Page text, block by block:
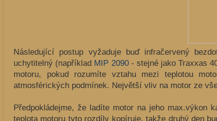
Následující postup vyžaduje buď infračervený
uchytitelný (například MIP 2090- stejné jako Traxxas
motoru, pokud rozumíte vztahu mezi teplotou
atmosférických podmínek. Největší vliv na motor ze
Předpokládejme, že ladíte motor na jeho max.výkon
teplota motoru tyto rozdíly kopíruje, takže druhý den